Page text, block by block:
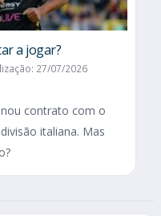
a jogar?
27/07/2026
contrato com o
italiana. Mas